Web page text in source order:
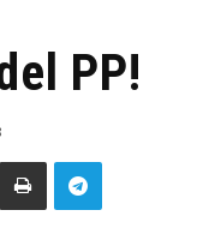
PP!